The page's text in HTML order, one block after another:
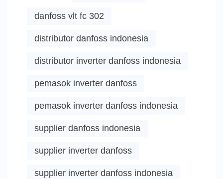
danfoss vlt fc 302
distributor danfoss indonesia
distributor inverter danfoss indonesia
pemasok inverter danfoss
pemasok inverter danfoss indonesia
supplier danfoss indonesia
supplier inverter danfoss
supplier inverter danfoss indonesia